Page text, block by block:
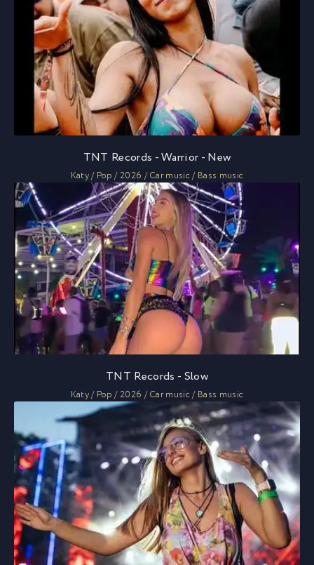
TNT Records - Warrior - New
Katy / Pop / 2026 / Car music / Bass music
TNT Records - Slow
Katy / Pop / 2026 / Car music / Bass music